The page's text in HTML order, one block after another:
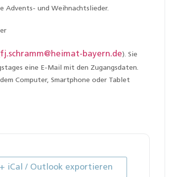
Advents- und Weihnachtslieder.
fj.schramm@heimat-bayern.de). Sie
eine E-Mail mit den Zugangsdaten.
Computer, Smartphone oder Tablet
+ iCal / Outlook exportieren